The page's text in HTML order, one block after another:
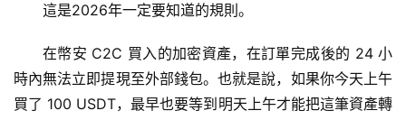
這是2026年一定要知道的規則。
在幣安 C2C 買入的加密資產，在訂單完成後的 24 小
時內無法立即提現至外部錢包。也就是說，如果你今天上午
買了 100 USDT，最早也要等到明天上午才能把這筆資產轉